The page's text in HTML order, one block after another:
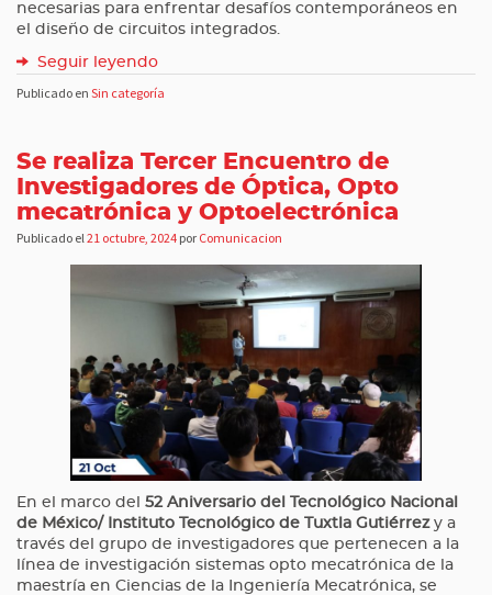
necesarias para enfrentar desafíos contemporáneos en
el diseño de circuitos integrados.
Seguir leyendo
Publicado en Sin categoría
Se realiza Tercer Encuentro de
Investigadores de Óptica, Opto
mecatrónica y Optoelectrónica
Publicado el21 octubre, 2024 por Comunicacion
En el marco del 52 Aniversario del Tecnológico Nacional
de México/ Instituto Tecnológico de Tuxtla Gutiérrezy a
través del grupo de investigadores que pertenecen a la
línea de investigación sistemas opto mecatrónica de la
maestría en Ciencias de la Ingeniería Mecatrónica, se